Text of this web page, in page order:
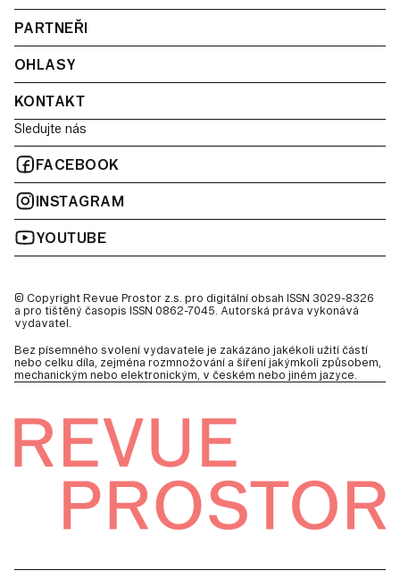
PARTNEŘI
OHLASY
KONTAKT
Sledujte nás
FACEBOOK
INSTAGRAM
YOUTUBE
© Copyright Revue Prostor z.s. pro digitální obsah ISSN 3029-8326
a pro tištěný časopis ISSN 0862-7045. Autorská práva vykonává
vydavatel.
Bez písemného svolení vydavatele je zakázáno jakékoli užití částí
nebo celku díla, zejména rozmnožování a šíření jakýmkoli způsobem,
mechanickým nebo elektronickým, v českém nebo jiném jazyce.